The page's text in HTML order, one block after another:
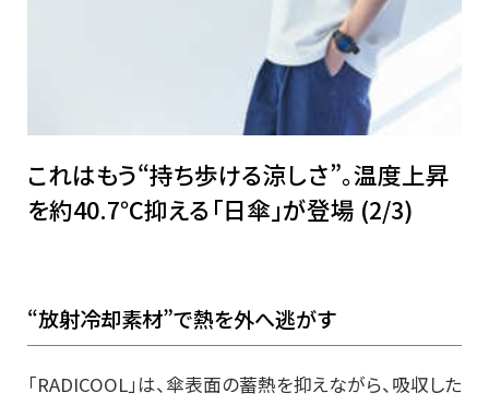
これはもう“持ち歩ける涼しさ”。温度上昇
を約40.7℃抑える「日傘」が登場 (2/3)
“放射冷却素材”で熱を外へ逃がす
「RADICOOL」は、傘表面の蓄熱を抑えながら、吸収した